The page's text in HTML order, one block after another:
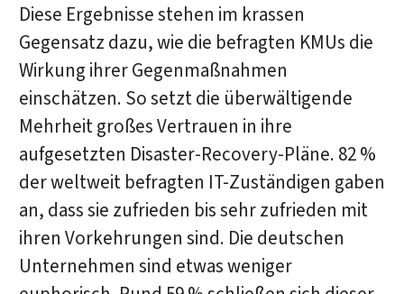
Diese Ergebnisse stehen im krassen
Gegensatz dazu, wie die befragten KMUs die
Wirkung ihrer Gegenmaßnahmen
einschätzen. So setzt die überwältigende
Mehrheit großes Vertrauen in ihre
aufgesetzten Disaster-Recovery-Pläne. 82 %
der weltweit befragten IT-Zuständigen gaben
an, dass sie zufrieden bis sehr zufrieden mit
ihren Vorkehrungen sind. Die deutschen
Unternehmen sind etwas weniger